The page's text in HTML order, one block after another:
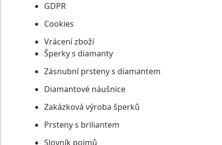
GDPR
Cookies
Vrácení zboží
Šperky s diamanty
Zásnubní prsteny s diamantem
Diamantové náušnice
Zakázková výroba šperků
Prsteny s briliantem
Slovník pojmů